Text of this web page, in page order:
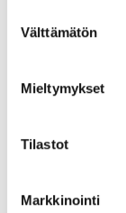
valinta
Välttämätön
Mieltymykset
Tilastot
Markkinointi